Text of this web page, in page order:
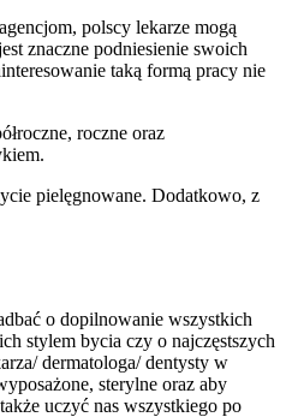
polscy lekarze mogą
znaczne podniesienie swoich
taką formą pracy nie
roczne oraz
pielęgnowane. Dodatkowo, z
o dopilnowanie wszystkich
stylem bycia czy o najczęstszych
dermatologa/ dentysty w
sterylne oraz aby
uczyć nas wszystkiego po